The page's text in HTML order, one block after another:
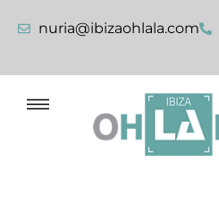
nuria@ibizaohlala.com